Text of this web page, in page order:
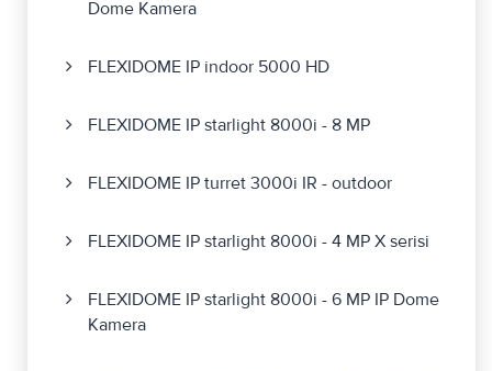
Dome Kamera
FLEXIDOME IP indoor 5000 HD
FLEXIDOME IP starlight 8000i - 8 MP
FLEXIDOME IP turret 3000i IR - outdoor
FLEXIDOME IP starlight 8000i - 4 MP X serisi
FLEXIDOME IP starlight 8000i - 6 MP IP Dome
Kamera